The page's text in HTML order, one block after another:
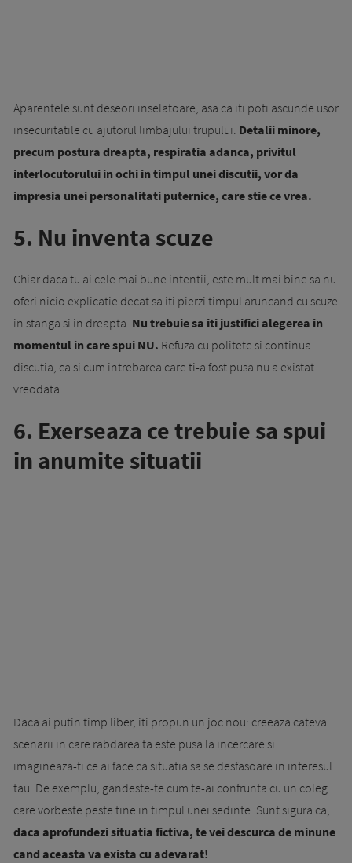
Aparentele sunt deseori inselatoare, asa ca iti poti ascunde usor
insecuritatile cu ajutorul limbajului trupului. Detalii minore,
precum postura dreapta, respiratia adanca, privitul
interlocutorului in ochi in timpul unei discutii, vor da
impresia unei personalitati puternice, care stie ce vrea.
5. Nu inventa scuze
Chiar daca tu ai cele mai bune intentii, este mult mai bine sa nu
oferi nicio explicatie decat sa iti pierzi timpul aruncand cu scuze
in stanga si in dreapta. Nu trebuie sa iti justifici alegerea in
momentul in care spui NU. Refuza cu politete si continua
discutia, ca si cum intrebarea care ti-a fost pusa nu a existat
vreodata.
6. Exerseaza ce trebuie sa spui
in anumite situatii
Daca ai putin timp liber, iti propun un joc nou: creeaza cateva
scenarii in care rabdarea ta este pusa la incercare si
imagineaza-ti ce ai face ca situatia sa se desfasoare in interesul
tau. De exemplu, gandeste-te cum te-ai confrunta cu un coleg
care vorbeste peste tine in timpul unei sedinte. Sunt sigura ca,
daca aprofundezi situatia fictiva, te vei descurca de minune
cand aceasta va exista cu adevarat!